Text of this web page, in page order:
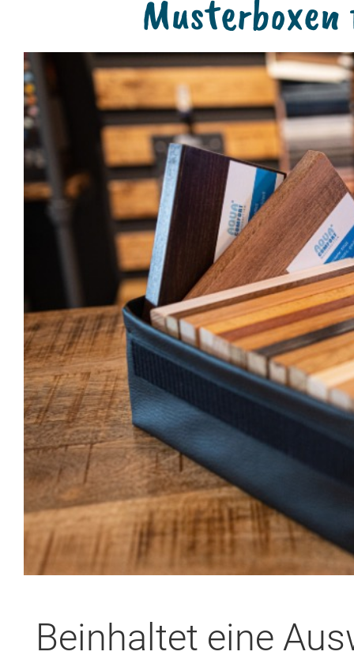
Beinhaltet eine